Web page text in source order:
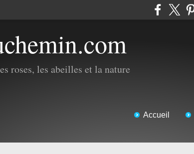
roses, les abeilles et la nature
Accueil